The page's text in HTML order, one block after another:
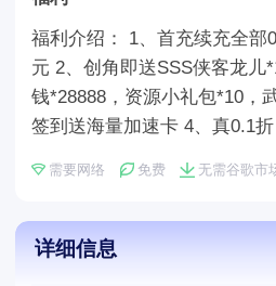
福利介绍： 1、首充续充全部
元 2、创角即送SSS侠客龙儿
钱*28888，资源小礼包*10，
签到送海量加速卡 4、真0.1
需要网络 免费 无需谷歌市
详细信息